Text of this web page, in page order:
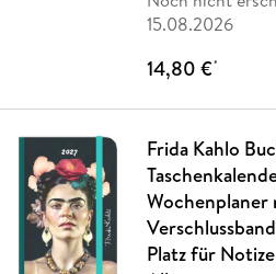
15.08.2026
14,80 €*
Frida Kahlo
Wochenplaner
Platz für